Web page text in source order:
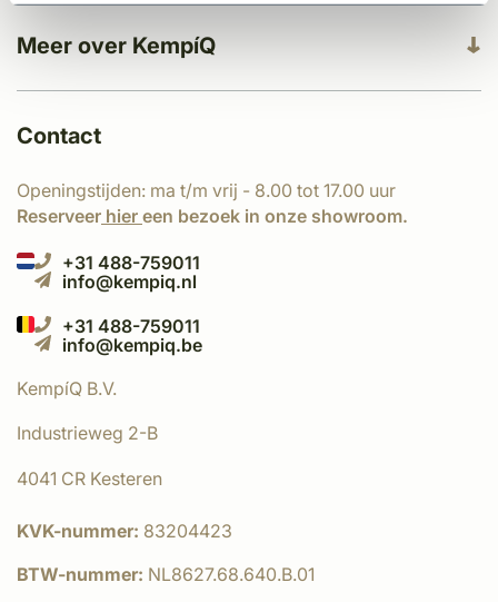
Meer over KempíQ
Contact
Openingstijden: ma t/m vrij - 8.00 tot 17.00 uur
Reserveer hier een bezoek in onze showroom.
+31 488-759011
info@kempiq.nl
+31 488-759011
info@kempiq.be
KempíQ B.V.
Industrieweg 2-B
4041 CR Kesteren
KVK-nummer: 83204423
BTW-nummer: NL8627.68.640.B.01